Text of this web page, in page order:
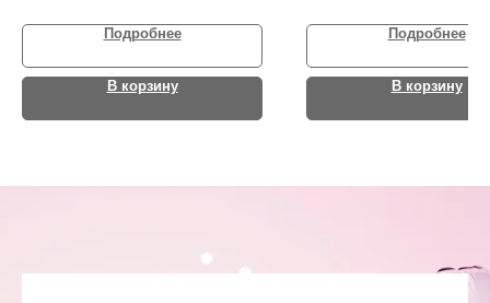
Подробнее
В корзину
Подробнее
В корзину